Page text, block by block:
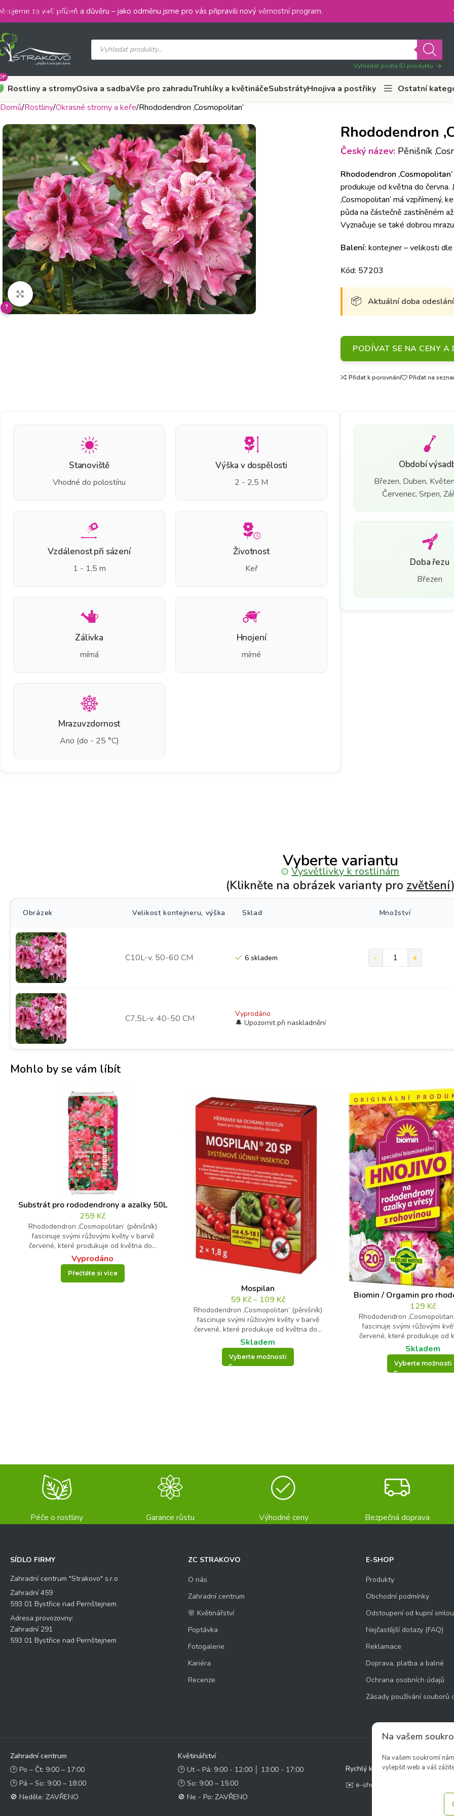
Na vašem
Na vašem soukromí
vylepšit web a váš
Skip to main content
za vaši přízeň a důvěru – jako odměnu jsme pro vás připravili nový věrnostní program.
Vyhledat podle ID produktu
Rostliny a stromyOsiva a sadbaVše pro zahraduTruhlíky a květináčeSubstrátyHnojiva a postřiky
Ostatní
Domů Rostliny Okrasné stromy a keře Rhododendron ‚Cosmopolitan‘
Klikněte pro zvětšení
?
Rhododendron
Český název: Pěnišník
Rhododendron
produkuje od května do června.
‚Cosmopolitan‘ má vzpřímený,
půda na částečně zastíněném
Vyznačuje se také dobrou
Balení: kontejner – velikosti dle
Kód: 57203
Aktuální doba
PODÍVAT SE NA CENY A
Přidat k porovnání Přidat na
Stanoviště
Vhodné do polostínu
Výška v dospělosti
2 - 2,5 M
Vzdálenost při sázení
1 - 1,5 m
Životnost
Keř
Zálivka
mírná
Hnojení
mírné
Mrazuvzdornost
Ano (do - 25 °C)
Období
Březen, Duben,
Červenec, Srpen,
Doba řezu
Březen
Vyberte variantu
Vysvětlivky k rostlinám
(Klikněte na obrázek varianty pro zvětšení
Obrázek Velikost kontejneru, výška Sklad Množství
C10L-v. 50-60 CM 6 skladem
C7,5L-v. 40-50 CM Vyprodáno
Mohlo by se vám líbít
Substrát pro rododendrony a azalky 50L
259 Kč
Rhododendron ‚Cosmopolitan‘ (pěnišník)
fascinuje svými růžovými květy v barvě
červené, které produkuje od května do...
Vyprodáno
Přečtěte si více
Mospilan
59 Kč– 109 Kč
Rhododendron ‚Cosmopolitan‘ (pěnišník)
fascinuje svými růžovými květy v barvě
červené, které produkuje od května do...
Skladem
Vyberte možnosti
Biomin / Orgamin pro
129 Kč
Rhododendron
fascinuje svými růžovými
červené, které produkuje od
Skladem
Vyberte možnosti
Péče o rostliny Garance růstu Výhodné ceny Bezpečná doprava
SÍDLO FIRMY
Zahradní centrum "Strakovo" s.r.o
Zahradní 459
593 01 Bystřice nad Pernštejnem
Adresa provozovny:
Zahradní 291
593 01 Bystřice nad Pernštejnem
ZC STRAKOVO
O nás
Zahradní centrum
🌸 Květinářství
Poptávka
Fotogalerie
Kariéra
Recenze
E-SHOP
Produkty
Obchodní podmínky
Odstoupení od kupní
Nejčastější dotazy (FAQ)
Reklamace
Doprava, platba a balné
Ochrana osobních údajů
Zásady používání souborů
Zahradní centrum
🕑 Po – Čt: 9:00 – 17:00
🕑 Pá – So: 9:00 – 18:00
🚫 Neděle: ZAVŘENO
Květinářství
🕑 Ut – Pá: 9:00 - 12:00 │ 13:00 - 17:00
🕑 So: 9:00 – 15:00
🚫 Ne - Po: ZAVŘENO
Rychlý kontakt:
✉️ e-shop@zcstrakovo.cz